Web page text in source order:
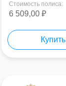
Стоимость полиса:
6 509,00 ₽
Купить